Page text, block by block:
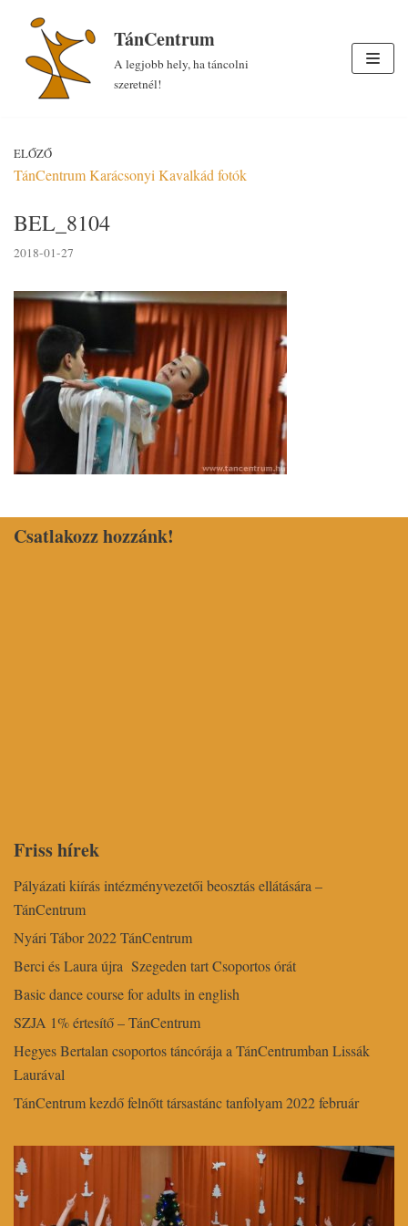
Skip
content
TánCentrum
A legjobb hely, ha táncolni
szeretnél!
ELŐZŐ
TánCentrum Karácsonyi Kavalkád fotók
BEL_8104
2018-01-27
Csatlakozz hozzánk!
Friss hírek
Pályázati kiírás intézményvezetői beosztás ellátására –
TánCentrum
Nyári Tábor 2022 TánCentrum
Berci és Laura újra Szegeden tart Csoportos órát
Basic dance course for adults in english
SZJA 1% értesítő – TánCentrum
Hegyes Bertalan csoportos táncórája a TánCentrumban Lissák
Laurával
TánCentrum kezdő felnőtt társastánc tanfolyam 2022 február